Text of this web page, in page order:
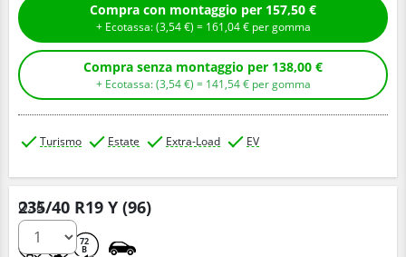
Compra con montaggio per 157,50 €
+ Ecotassa: (3,54€ ) = 161,04€ per gomma
Compra senza montaggio per 138,00 €
+ Ecotassa: (3,54€ ) = 141,54€ per gomma
Turismo Estate Extra-Load EV
235/40 R19 Y (96)
72
B
Q.tà